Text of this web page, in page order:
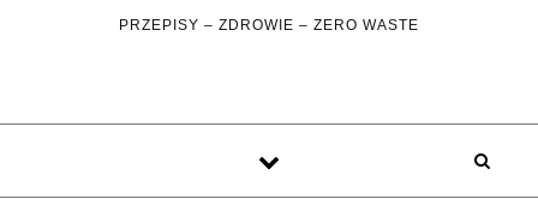
PRZEPISY – ZDROWIE – ZERO WASTE